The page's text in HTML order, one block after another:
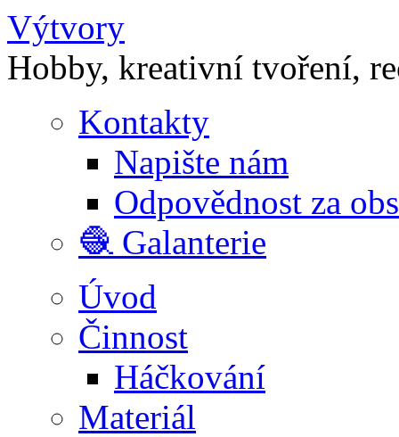
Výtvory
Hobby, kreativní tvoření,
Kontakty
Napište nám
Odpovědnost za
🧶 Galanterie
Úvod
Činnost
Háčkování
Materiál